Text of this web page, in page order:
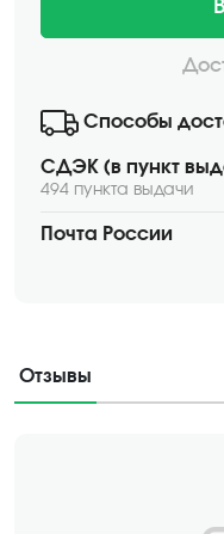
Способы
СДЭК (в пункт
494 пункта выдачи
Почта России
Отзывы